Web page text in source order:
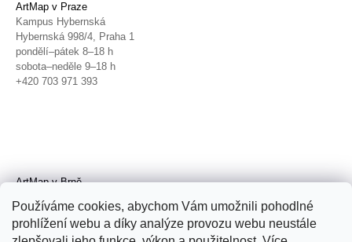
Používáme cookies, abychom Vám umožnili pohodlné
prohlížení webu a díky analýze provozu webu neustále
ArtMap v Praze
Kampus Hybernská
Hybernská 998/4, Praha 1
pondělí–pátek 8–18 h
sobota–neděle 9–18 h
+420 703 971 393
ArtMap v Brně
Radnická 4, Brno
úterý–pátek 11–19 h